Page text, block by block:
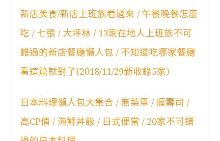
新店美食/新店上班族看過來 / 午餐晚餐怎麼
吃 / 七張 / 大坪林 / 13家在地人上班族不可
錯過的新店餐廳懶人包 / 不知道吃哪家餐廳
看這篇就對了(2018/11/29新收錄5家)
日本料理懶人包大集合 / 無菜單 / 握壽司 /
高CP值 / 海鮮丼飯 / 日式便當 / 20家不可錯